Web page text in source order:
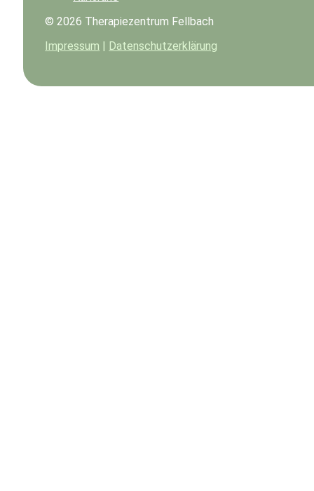
© 2026 Therapiezentrum Fellbach
Impressum
Datenschutzerklärung